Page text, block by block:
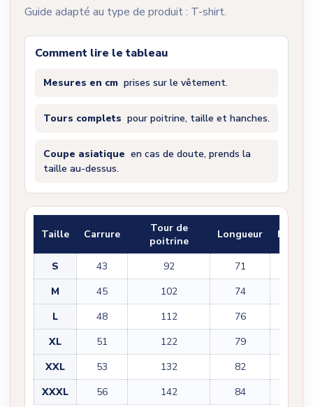
Guide adapté au type de produit : T-shirt.
Comment lire le tableau
Mesures en cm prises sur le vêtement.
Tours complets pour poitrine, taille et hanches.
Coupe asiatique en cas de doute, prends la
taille au-dessus.
Taille Carrure
Tour de
poitrine
Longueur
S 43 92 71
M
45 102 74
L
48 112 76
XL
51 122 79
XXL
53 132 82
XXXL
56 142 84